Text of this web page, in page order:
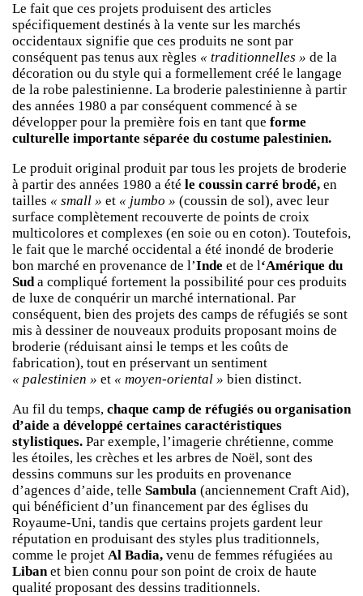
Le fait que ces projets produisent des articles
spécifiquement destinés à la vente sur les marchés
occidentaux signifie que ces produits ne sont par
conséquent pas tenus aux règles « traditionnelles » de la
décoration ou du style qui a formellement créé le langage
de la robe palestinienne. La broderie palestinienne à partir
des années 1980 a par conséquent commencé à se
développer pour la première fois en tant que forme
culturelle importante séparée du costume palestinien.
Le produit original produit par tous les projets de broderie
à partir des années 1980 a été le coussin carré brodé, en
tailles « small » et « jumbo » (coussin de sol), avec leur
surface complètement recouverte de points de croix
multicolores et complexes (en soie ou en coton). Toutefois,
le fait que le marché occidental a été inondé de broderie
bon marché en provenance de l’Inde et de l‘Amérique du
Sud a compliqué fortement la possibilité pour ces produits
de luxe de conquérir un marché international. Par
conséquent, bien des projets des camps de réfugiés se sont
mis à dessiner de nouveaux produits proposant moins de
broderie (réduisant ainsi le temps et les coûts de
fabrication), tout en préservant un sentiment
« palestinien » et « moyen-oriental » bien distinct.
Au fil du temps, chaque camp de réfugiés ou organisation
d’aide a développé certaines caractéristiques
stylistiques. Par exemple, l’imagerie chrétienne, comme
les étoiles, les crèches et les arbres de Noël, sont des
dessins communs sur les produits en provenance
d’agences d’aide, telle Sambula (anciennement Craft Aid),
qui bénéficient d’un financement par des églises du
Royaume-Uni, tandis que certains projets gardent leur
réputation en produisant des styles plus traditionnels,
comme le projet Al Badia, venu de femmes réfugiées au
Liban et bien connu pour son point de croix de haute
qualité proposant des dessins traditionnels.